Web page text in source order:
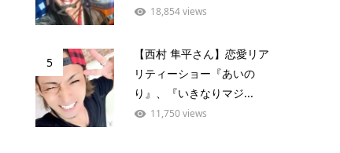
18,854 views
5
【西村 隼平さん】恋愛リア
リティーショー『あいの
り』、『いきなりマジ...
11,750 views